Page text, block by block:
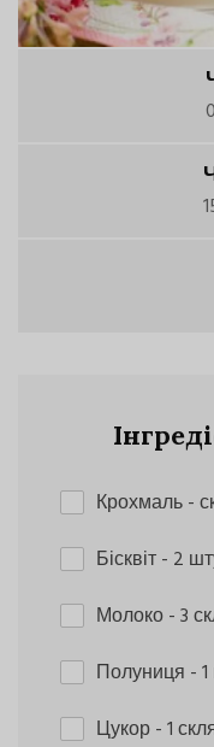
Крохмаль-
Бісквіт- 2
Молоко- 3
Полуниця - 1
Цукор- 1